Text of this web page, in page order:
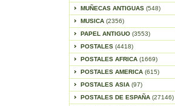
MUÑECAS ANTIGUAS (548)
MUSICA (2356)
PAPEL ANTIGUO (3553)
POSTALES (4418)
POSTALES AFRICA (1669)
POSTALES AMERICA (615)
POSTALES ASIA (97)
POSTALES DE ESPAÑA (27146)